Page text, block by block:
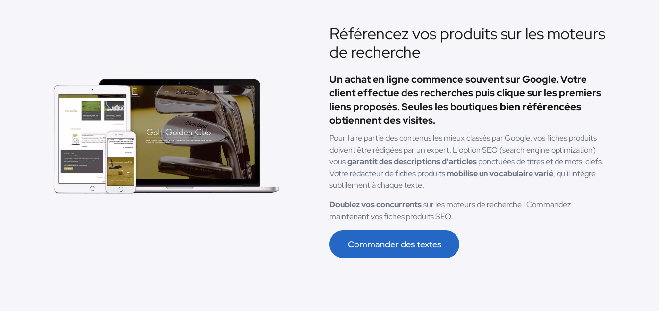
Référencez vos produits sur les moteurs
de recherche
Un achat en ligne commence souvent sur Google. Votre
client effectue des recherches puis clique sur les premiers
liens proposés. Seules les boutiquesbien référencées
obtiennent des visites.
Pour faire partie des contenus les mieux classés par Google, vos fiches produits
doivent être rédigées par un expert. L'option SEO (search engine optimization)
vousgarantit des descriptions d'articlesponctuées de titres et de mots-clefs.
Votre rédacteur de fiches produitsmobilise un vocabulaire varié, qu'il intègre
subtilement à chaque texte.
Doublez vos concurrentssur les moteurs de recherche ! Commandez
maintenant vos fiches produits SEO.
Commander des textes